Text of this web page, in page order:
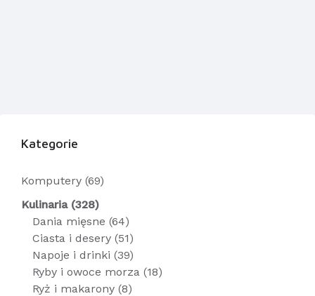
Kategorie
Komputery (69)
Kulinaria (328)
Dania mięsne (64)
Ciasta i desery (51)
Napoje i drinki (39)
Ryby i owoce morza (18)
Ryż i makarony (8)